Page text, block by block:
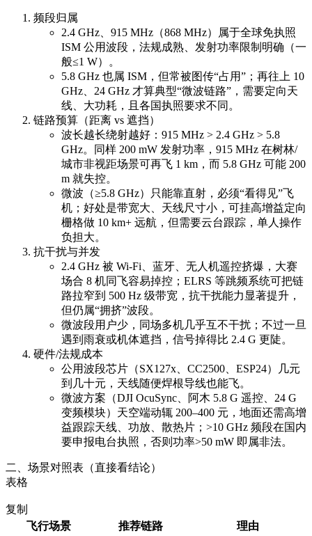
频段归属
2.4 GHz、915 MHz（868 MHz）属于全球免执照
ISM 公用波段，法规成熟、发射功率限制明确（一
般≤1 W）。
5.8 GHz 也属 ISM，但常被图传“占用”；再往上 10
GHz、24 GHz 才算典型“微波链路”，需要定向天
线、大功耗，且各国执照要求不同。
链路预算（距离 vs 遮挡）
波长越长绕射越好：915 MHz > 2.4 GHz > 5.8
GHz。同样 200 mW 发射功率，915 MHz 在树林/
城市非视距场景可再飞 1 km，而 5.8 GHz 可能 200
m 就失控。
微波（≥5.8 GHz）只能靠直射，必须“看得见”飞
机；好处是带宽大、天线尺寸小，可挂高增益定向
栅格做 10 km+ 远航，但需要云台跟踪，单人操作
负担大。
抗干扰与并发
2.4 GHz 被 Wi-Fi、蓝牙、无人机遥控挤爆，大赛
场合 8 机同飞容易掉控；ELRS 等跳频系统可把链
路拉窄到 500 Hz 级带宽，抗干扰能力显著提升，
但仍属“拥挤”波段。
微波段用户少，同场多机几乎互不干扰；不过一旦
遇到雨衰或机体遮挡，信号掉得比 2.4 G 更陡。
硬件/法规成本
公用波段芯片（SX127x、CC2500、ESP24）几元
到几十元，天线随便焊根导线也能飞。
微波方案（DJI OcuSync、阿木 5.8 G 遥控、24 G
变频模块）天空端动辄 200–400 元，地面还需高增
益跟踪天线、功放、散热片；>10 GHz 频段在国内
要申报电台执照，否则功率>50 mW 即属非法。
二、场景对照表（直接看结论）
表格
复制
飞行场景
推荐链路
理由